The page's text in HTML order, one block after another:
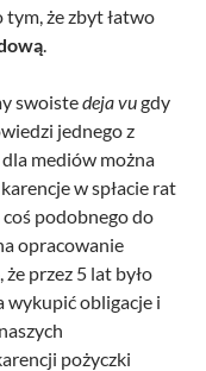
tym, że zbyt łatwo
swoistedeja vugdy
jednego z
mediów można
w spłacie rat
podobnego do
opracowanie
przez 5 lat było
wykupić obligacje i
pożyczki